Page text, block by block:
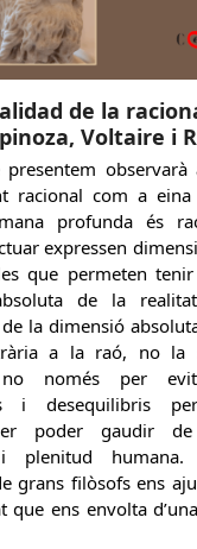
de la
Voltaire i
presentem
racional com a
profunda és
expressen
que permeten
de la
la dimensió
a la raó, no la
no només per
i desequilibris
poder gaudir
plenitud humana.
grans filòsofs ens
que ens envolta